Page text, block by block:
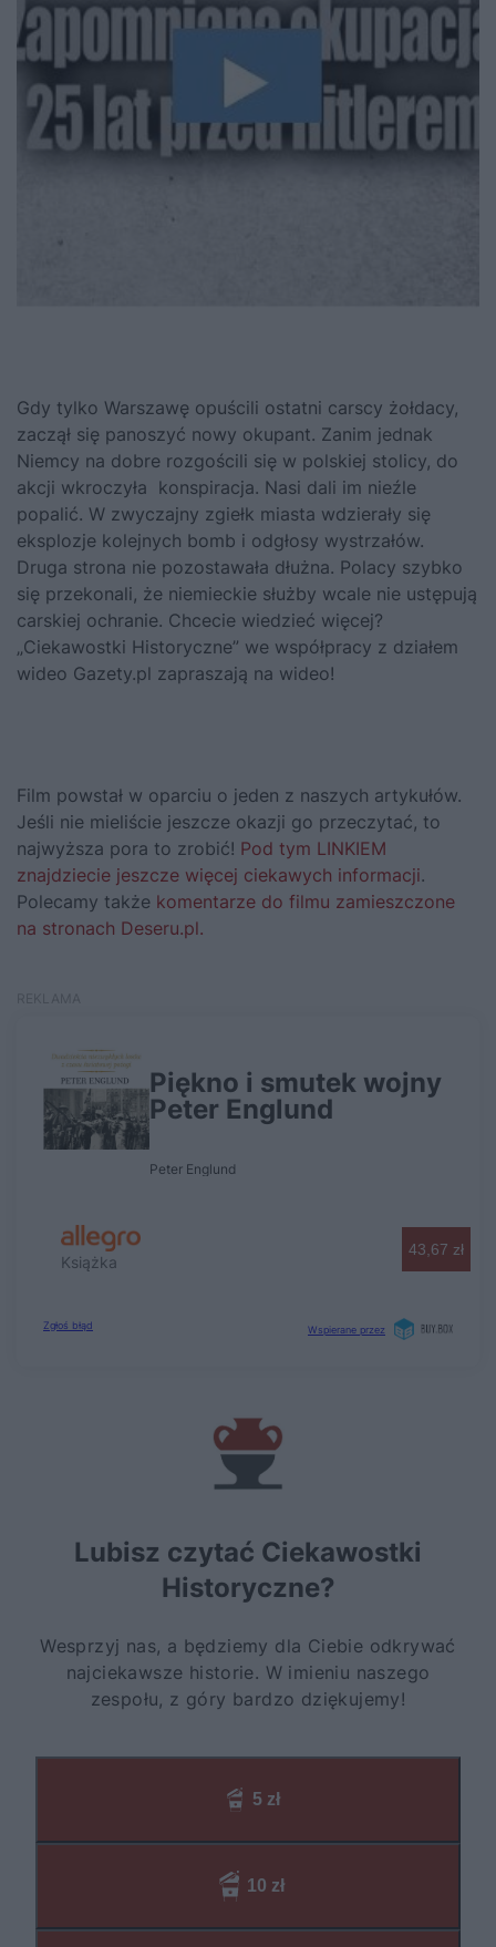
Gdy tylko Warszawę opuścili ostatni carscy żołdacy,
zaczął się panoszyć nowy okupant. Zanim jednak
Niemcy na dobre rozgościli się w polskiej stolicy, do
akcji wkroczyła konspiracja. Nasi dali im nieźle
popalić. W zwyczajny zgiełk miasta wdzierały się
eksplozje kolejnych bomb i odgłosy wystrzałów.
Druga strona nie pozostawała dłużna. Polacy szybko
się przekonali, że niemieckie służby wcale nie ustępują
carskiej ochranie. Chcecie wiedzieć więcej?
„Ciekawostki Historyczne” we współpracy z działem
wideo Gazety.pl zapraszają na wideo!
Film powstał w oparciu o jeden z naszych artykułów.
Jeśli nie mieliście jeszcze okazji go przeczytać, to
najwyższa pora to zrobić! Pod tym LINKIEM
znajdziecie jeszcze więcej ciekawych informacji.
Polecamy także komentarze do filmu zamieszczone
na stronach Deseru.pl.